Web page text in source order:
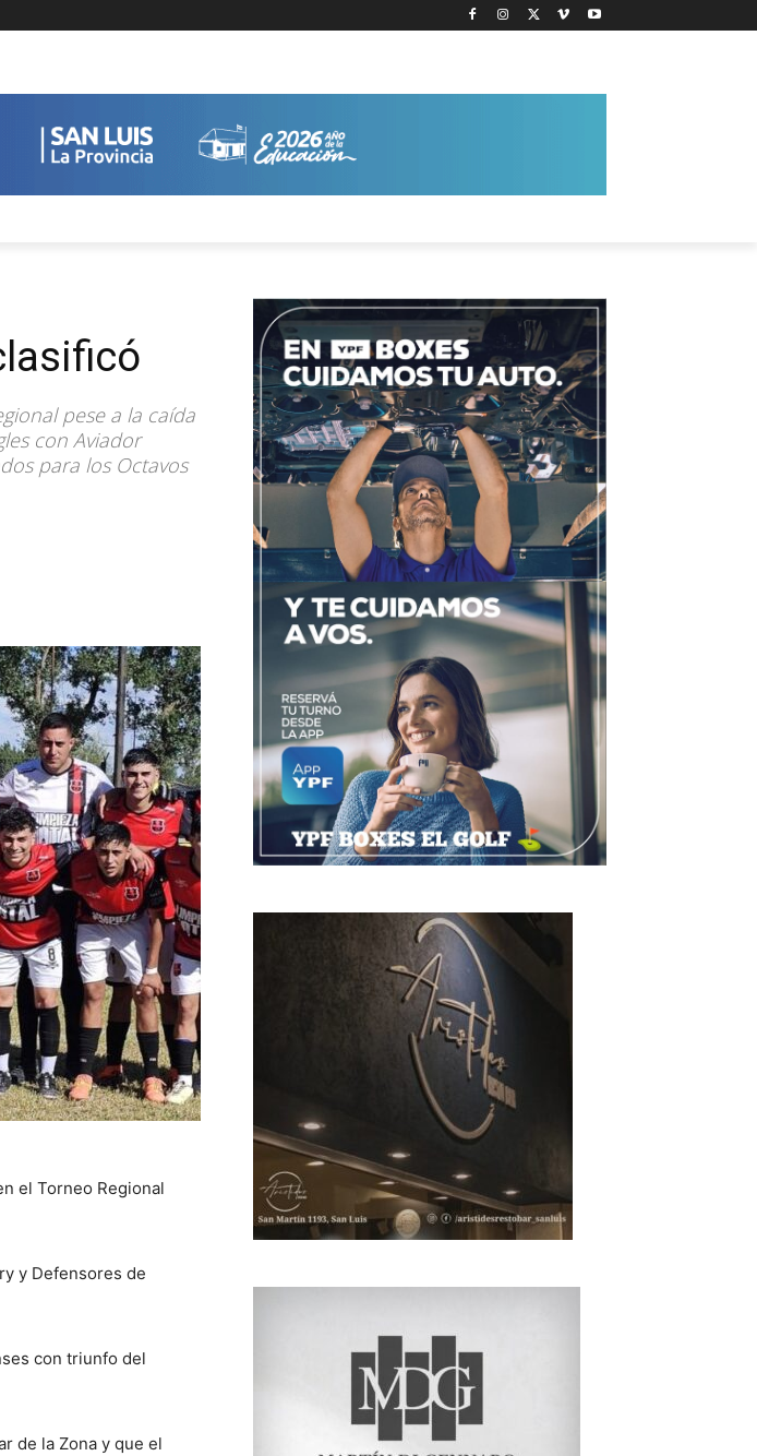
pese a la caída
con Aviador
para los Octavos
el Torneo Regional
y Defensores de
con triunfo del
de la Zona y que el